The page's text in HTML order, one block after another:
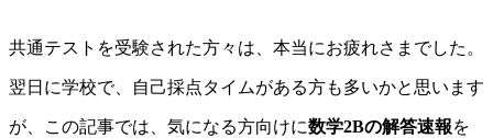
共通テストを受験された方々は、本当にお疲れさまでした。
翌日に学校で、自己採点タイムがある方も多いかと思います
が、この記事では、気になる方向けに数学2Bの解答速報を